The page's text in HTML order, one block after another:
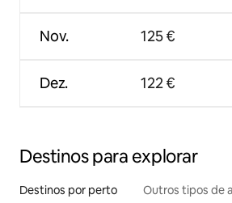
Nov.
Dez.
125 €
122 €
Destinos para explorar
Destinos por perto Outros tipos de